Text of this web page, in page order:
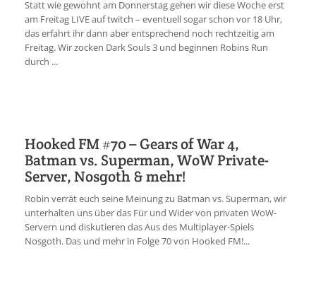
Statt wie gewohnt am Donnerstag gehen wir diese Woche erst
am Freitag LIVE auf twitch – eventuell sogar schon vor 18 Uhr,
das erfahrt ihr dann aber entsprechend noch rechtzeitig am
Freitag. Wir zocken Dark Souls 3 und beginnen Robins Run
durch ...
Hooked FM #70 – Gears of War 4,
Batman vs. Superman, WoW Private-
Server, Nosgoth & mehr!
Robin verrät euch seine Meinung zu Batman vs. Superman, wir
unterhalten uns über das Für und Wider von privaten WoW-
Servern und diskutieren das Aus des Multiplayer-Spiels
Nosgoth. Das und mehr in Folge 70 von Hooked FM!...